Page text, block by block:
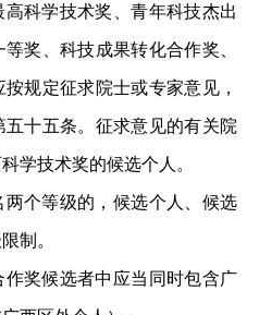
高科学技术奖、青年科技杰出
奖、科技成果转化合作奖、
规定征求院士或专家意见，
十五条。征求意见的有关院
学技术奖的候选个人。
两个等级的，候选个人、候选
制。
作奖候选者中应当同时包含广